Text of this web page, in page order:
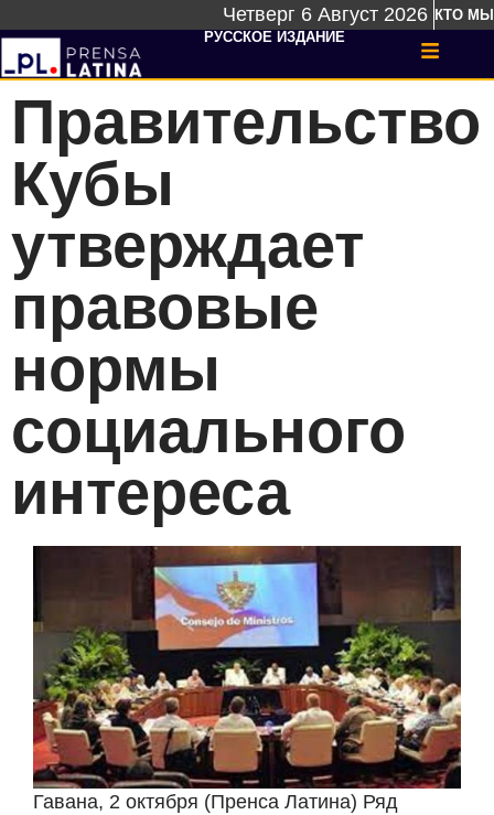
Четверг 6 Август 2026 КТО МЫ
РУССКОЕ ИЗДАНИЕ
Правительство
Кубы
утверждает
правовые
нормы
социального
интереса
Гавана, 2 октября (Пренса Латина) Ряд